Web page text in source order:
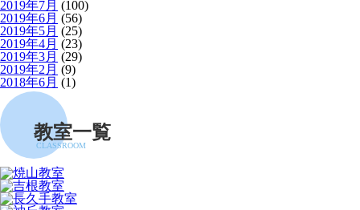
2019年7月 (100)
2019年6月 (56)
2019年5月 (25)
2019年4月 (23)
2019年3月 (29)
2019年2月 (9)
2018年6月 (1)
教室一覧
CLASSROOM